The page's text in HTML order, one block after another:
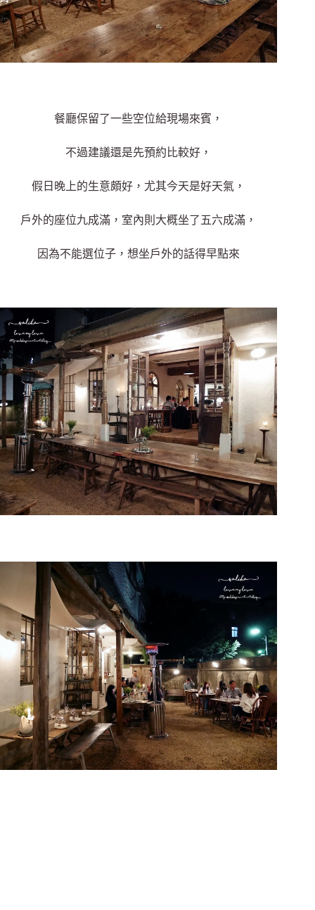
餐廳保留了一些空位給現場來賓，
不過建議還是先預約比較好，
假日晚上的生意頗好，尤其今天是好天氣，
戶外的座位九成滿，室內則大概坐了五六成滿，
因為不能選位子，想坐戶外的話得早點來